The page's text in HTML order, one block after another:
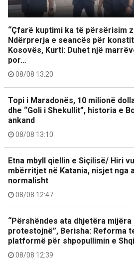
“Çfarë kuptimi ka të përsërisim
Ndërprerja e seancës për
Kosovës, Kurti: Duhet një
por…
08/08 13:20
Topi i Maradonës, 10 milionë
dhe “Goli i Shekullit”, historia e
ankand
08/08 13:10
Etna mbyll qiellin e Siçilisë/ Hiri
mbërritjet në Katania, nisjet nga
normalisht
08/08 12:47
“Përshëndes ata dhjetëra
protestojnë”, Berisha: Reforma
platformë për shpopullimin e
08/08 12:39